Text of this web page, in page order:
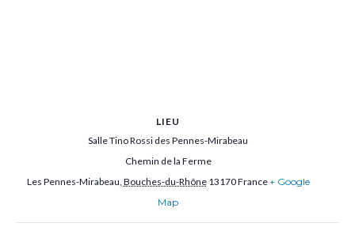
LIEU
Salle Tino Rossi des Pennes-Mirabeau
Chemin de la Ferme
Les Pennes-Mirabeau, Bouches-du-Rhône 13170France+ Google
Map